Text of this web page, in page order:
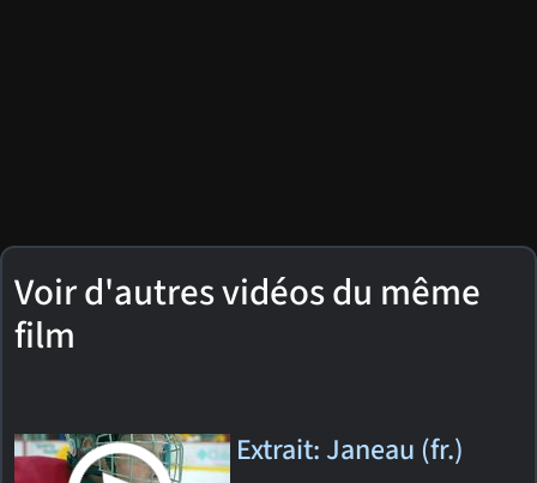
Voir d'autres vidéos du même
film
Extrait: Janeau (fr.)